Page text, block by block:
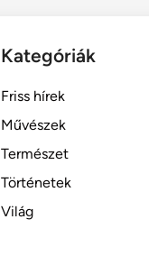
Kategóriák
Friss hírek
Művészek
Természet
Történetek
Világ